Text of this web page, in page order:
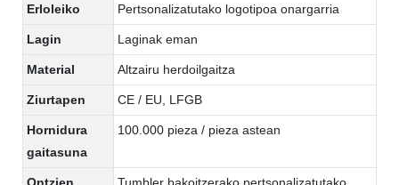
Erloleiko Pertsonalizatutako logotipoa onargarria
Lagin Laginak eman
Material Altzairu herdoilgaitza
Ziurtapen CE / EU, LFGB
Hornidura
gaitasuna
100.000 pieza / pieza astean